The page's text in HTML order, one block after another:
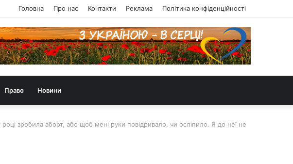
Головна Про нас Контакти Реклама Політика конфіденційності
Право Новини
зробила аборт, або щоб мені руки повідривало, чи осліпило. Я до неї не